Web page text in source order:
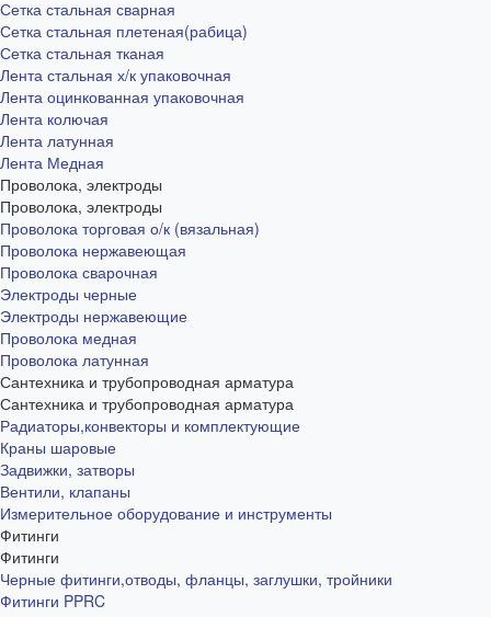
Сетка стальная сварная
Сетка стальная плетеная(рабица)
Сетка стальная тканая
Лента стальная х/к упаковочная
Лента оцинкованная упаковочная
Лента колючая
Лента латунная
Лента Медная
Проволока, электроды
Проволока, электроды
Проволока торговая о/к (вязальная)
Проволока нержавеющая
Проволока сварочная
Электроды черные
Электроды нержавеющие
Проволока медная
Проволока латунная
Сантехника и трубопроводная арматура
Сантехника и трубопроводная арматура
Радиаторы,конвекторы и комплектующие
Краны шаровые
Задвижки, затворы
Вентили, клапаны
Измерительное оборудование и инструменты
Фитинги
Фитинги
Черные фитинги,отводы, фланцы, заглушки, тройники
Фитинги PPRC